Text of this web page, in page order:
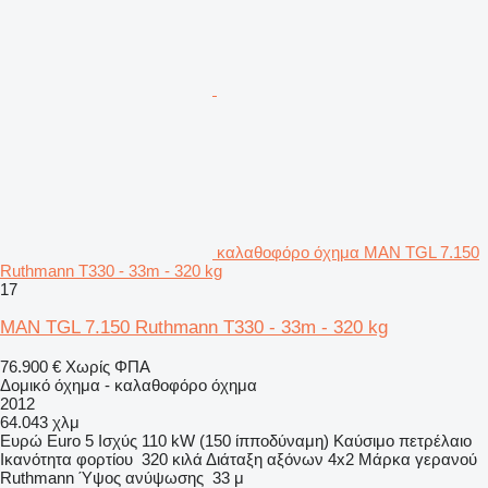
καλαθοφόρο όχημα MAN TGL 7.150
Ruthmann T330 - 33m - 320 kg
17
MAN TGL 7.150 Ruthmann T330 - 33m - 320 kg
76.900 € Χωρίς ΦΠΑ
Δομικό όχημα - καλαθοφόρο όχημα
2012
64.043 χλμ
Ευρώ Euro 5 Ισχύς 110 kW (150 ίπποδύναμη) Καύσιμο πετρέλαιο
Ικανότητα φορτίου 320 κιλά Διάταξη αξόνων 4x2 Μάρκα γερανού
Ruthmann Ύψος ανύψωσης 33 μ